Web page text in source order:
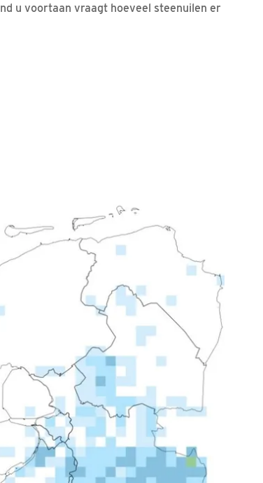
u voortaan vraagt hoeveel steenuilen er